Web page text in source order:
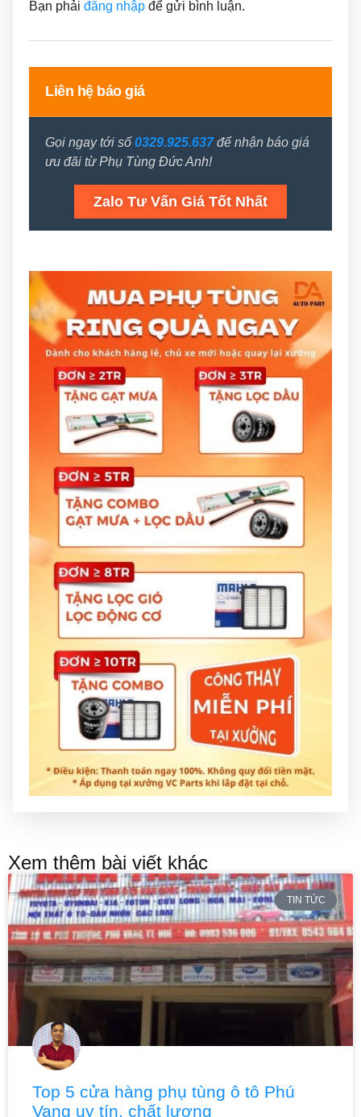
Bạn phải đăng nhập để gửi bình luận.
Liên hệ báo giá
Gọi ngay tới số 0329.925.637để nhận báo giá
ưu đãi từ Phụ Tùng Đức Anh!
Zalo Tư Vấn Giá Tốt Nhất
Xem thêm bài viết khác
TIN TỨC
Top 5 cửa hàng phụ tùng ô tô Phú
Vang uy tín, chất lượng